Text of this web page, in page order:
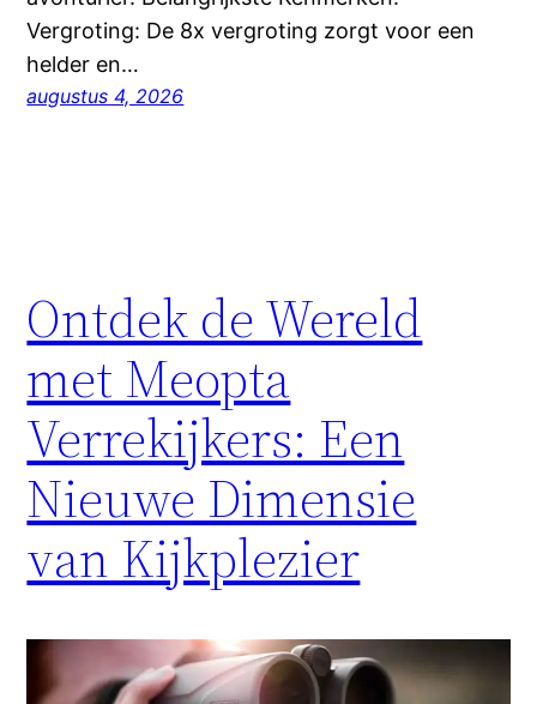
Vergroting: De 8x vergroting zorgt voor een
helder en…
augustus 4, 2026
Ontdek de Wereld
met Meopta
Verrekijkers: Een
Nieuwe Dimensie
van Kijkplezier